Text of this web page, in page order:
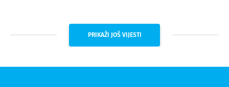
PRIKAŽI JOŠ VIJESTI